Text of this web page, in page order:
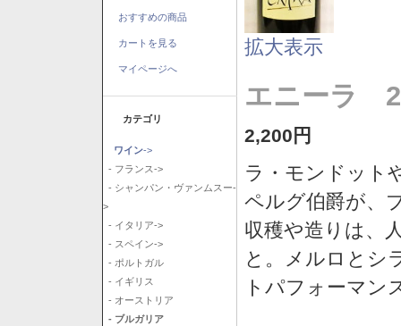
おすすめの商品
カートを見る
マイページへ
カテゴリ
ワイン->
- フランス->
- シャンパン・ヴァンムスー-
>
- イタリア->
- スペイン->
- ポルトガル
- イギリス
- オーストリア
- ブルガリア
拡大表示
エニーラ
2,200円
ラ・モンドット
ペルグ伯爵が、
収穫や造りは、
と。メルロとシ
トパフォーマン